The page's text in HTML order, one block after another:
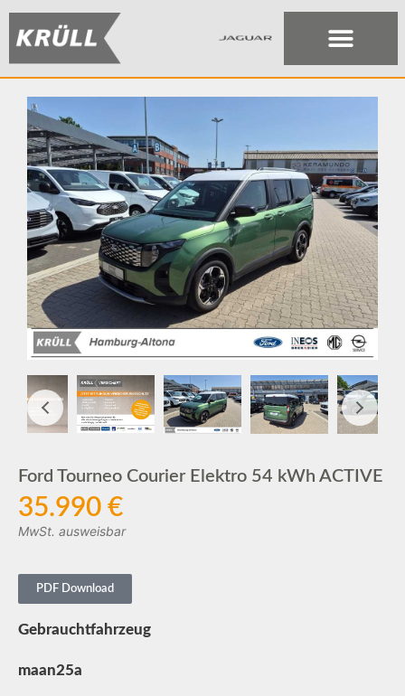
Ford Tourneo Courier Elektro 54 kWh ACTIVE
35.990 €
MwSt. ausweisbar
PDF Download
Gebrauchtfahrzeug
maan25a